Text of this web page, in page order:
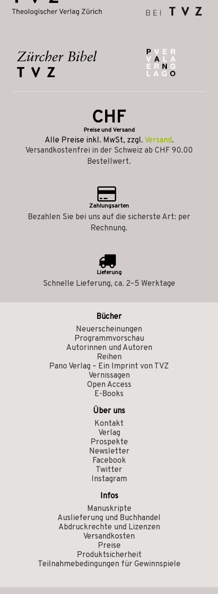
CHF
Preise und Versand
Alle Preise inkl. MwSt, zzgl. Versand.
Versandkostenfrei in der Schweiz ab CHF 90.00
Bestellwert.
Zahlungsarten
Bezahlen Sie bei uns auf die sicherste Art: per
Rechnung.
Lieferung
Schnelle Lieferung, ca. 2–5 Werktage
Bücher
Neuerscheinungen
Programmvorschau
Autorinnen und Autoren
Reihen
Pano Verlag – Ein Imprint von TVZ
Vernissagen
Open Access
E-Books
Über uns
Kontakt
Verlag
Prospekte
Newsletter
Facebook
Twitter
Instagram
Infos
Manuskripte
Auslieferung und Buchhandel
Abdruckrechte und Lizenzen
Versandkosten
Preise
Produktsicherheit
Teilnahmebedingungen für Gewinnspiele